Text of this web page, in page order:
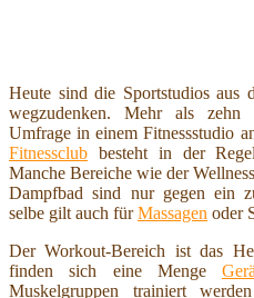
Heute sind die Sportstudios aus
wegzudenken. Mehr als
Umfrage in einem Fitnessstudio
Fitnessclub besteht in der
Manche Bereiche wie der
Dampfbad sind nur gegen ein
selbe gilt auch fürMassagen oder
Der Workout-Bereich ist das
finden sich eine Menge
Muskelgruppen trainiert